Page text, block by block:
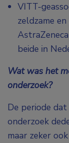
VITT-
zeldzame
beide in
Wat was het
onderzoek?
De periode
onderzoek
maar zeker